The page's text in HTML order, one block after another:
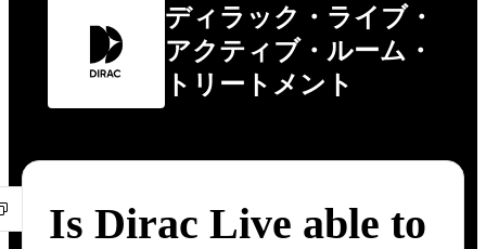
ディラック・ライブ・
アクティブ・ルーム・
トリートメント
Is Dirac Live able to